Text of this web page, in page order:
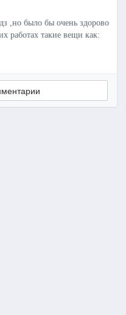
,но было бы очень здорово
работах такие вещи как: